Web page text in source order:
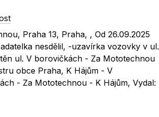
Praha 13, Praha, , Od 26.09.2025
nesdělil, -uzavírka vozovky v ul.
ul. V borovičkách - Za Mototechnou
obce Praha, K Hájům - V
- Za Mototechnou - K Hájům, Vydal: